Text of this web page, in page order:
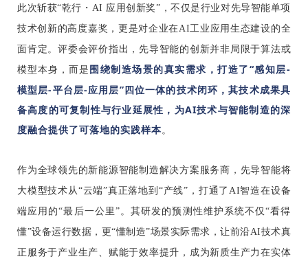
此次斩获“乾行・AI 应用创新奖”，不仅是行业对先导智能单项
技术创新的高度嘉奖，更是对企业在AI工业应用生态建设的全
面肯定。评委会评价指出，先导智能的创新并非局限于算法或
模型本身，而是 围绕制造场景的真实需求，打造了“感知层-
模型层-平台层-应用层”四位一体的技术闭环，其技术成果具
备高度的可复制性与行业延展性，为AI技术与智能制造的深
度融合提供了可落地的实践样本 。
作为全球领先的新能源智能制造解决方案服务商，先导智能将
大模型技术从“云端”真正落地到“产线”，打通了AI智造在设备
端应用的“最后一公里”。其研发的预测性维护系统不仅“看得
懂”设备运行数据，更“懂制造”场景实际需求，让前沿AI技术真
正服务于产业生产、赋能于效率提升，成为新质生产力在实体